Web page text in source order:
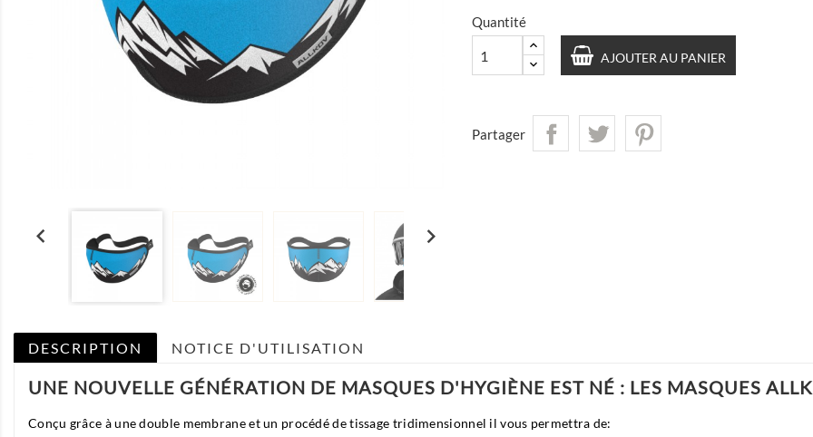
 
Quantité
AJOUTER AU PANIER
Partager
DESCRIPTION NOTICE D'UTILISATION
UNE NOUVELLE GÉNÉRATION DE MASQUES D'HYGIÈNE EST NÉ : LES MASQUES
Conçu grâce à une double membrane et un procédé de tissage tridimensionnel il vous permettra de: